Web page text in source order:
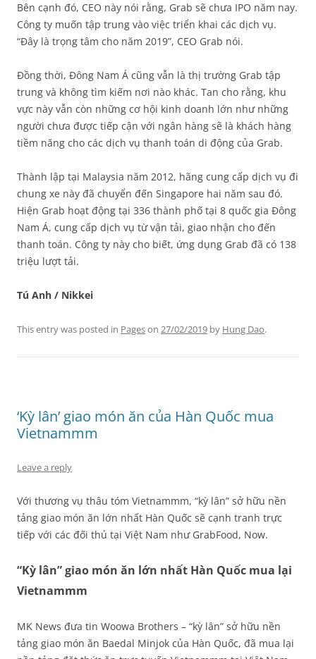
Bên cạnh đó, CEO này nói rằng, Grab sẽ chưa IPO năm nay.
Công ty muốn tập trung vào việc triển khai các dịch vụ.
“Đây là trọng tâm cho năm 2019”, CEO Grab nói.
Đồng thời, Đông Nam Á cũng vẫn là thị trường Grab tập
trung và không tìm kiếm nơi nào khác. Tan cho rằng, khu
vực này vẫn còn những cơ hội kinh doanh lớn như những
người chưa được tiếp cận với ngân hàng sẽ là khách hàng
tiềm năng cho các dịch vụ thanh toán di động của Grab.
Thành lập tại Malaysia năm 2012, hãng cung cấp dịch vụ đi
chung xe này đã chuyển đến Singapore hai năm sau đó.
Hiện Grab hoạt động tại 336 thành phố tại 8 quốc gia Đông
Nam Á, cung cấp dịch vụ từ vận tải, giao nhận cho đến
thanh toán. Công ty này cho biết, ứng dụng Grab đã có 138
triệu lượt tải.
Tú Anh / Nikkei
This entry was posted in Pageson 27/02/2019 by Hung Dao.
‘Kỳ lân’ giao món ăn của Hàn Quốc mua
Vietnammm
Leave a reply
Với thương vụ thâu tóm Vietnammm, “kỳ lân” sở hữu nền
tảng giao món ăn lớn nhất Hàn Quốc sẽ cạnh tranh trực
tiếp với các đối thủ tại Việt Nam như GrabFood, Now.
“Kỳ lân” giao món ăn lớn nhất Hàn Quốc mua lại
Vietnammm
MK News đưa tin Woowa Brothers – “kỳ lân” sở hữu nền
tảng giao món ăn Baedal Minjok của Hàn Quốc, đã mua lại